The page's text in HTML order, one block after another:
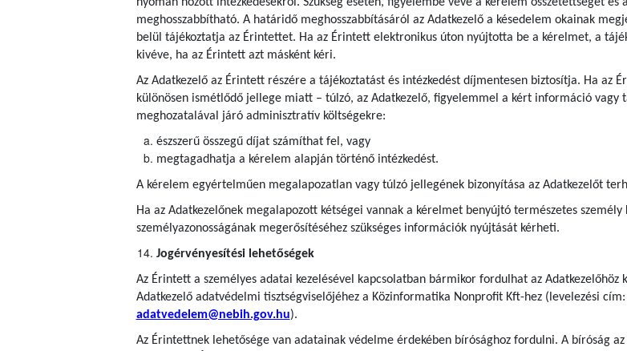
meghosszabbítható. A határidő meghosszabbításáról az Adatkezelő a késedelem okainak
belül tájékoztatja az Érintettet. Ha az Érintett elektronikus úton nyújtotta be a kérelmet, a
kivéve, ha az Érintett azt másként kéri.
Az Adatkezelő az Érintett részére a tájékoztatást és intézkedést díjmentesen biztosítja. Ha az
különösen ismétlődő jellege miatt – túlzó, az Adatkezelő, figyelemmel a kért információ vagy
meghozatalával járó adminisztratív költségekre:
észszerű összegű díjat számíthat fel, vagy
megtagadhatja a kérelem alapján történő intézkedést.
A kérelem egyértelműen megalapozatlan vagy túlzó jellegének bizonyítása az Adatkezelőt
Ha az Adatkezelőnek megalapozott kétségei vannak a kérelmet benyújtó természetes
személyazonosságának megerősítéséhez szükséges információk nyújtását kérheti.
Jogérvényesítési lehetőségek
Az Érintett a személyes adatai kezelésével kapcsolatban bármikor fordulhat az
Adatkezelő adatvédelmi tisztségviselőjéhez a Közinformatika Nonprofit Kft-hez (levelezési
adatvedelem@nebih.gov.hu).
Az Érintettnek lehetősége van adatainak védelme érdekében bírósághoz fordulni. A bíróság